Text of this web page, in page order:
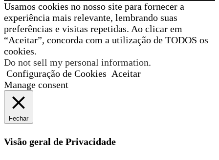
Usamos cookies no nosso site para fornecer a
experiência mais relevante, lembrando suas
preferências e visitas repetidas. Ao clicar em
“Aceitar”, concorda com a utilização de TODOS os
cookies.
Do not sell my personal information.
Configuração de Cookies Aceitar
Manage consent
Fechar
Visão geral de Privacidade